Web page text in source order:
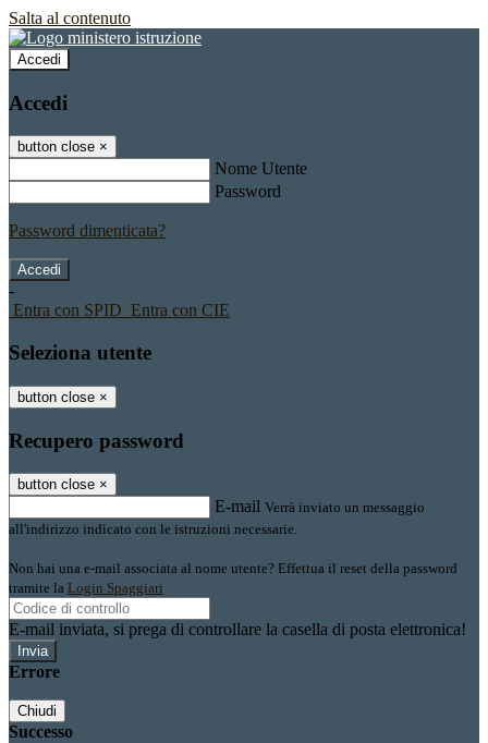
Salta al contenuto
Accedi
Accedi
button close ×
Nome Utente
Password
Password dimenticata?
-
Entra con SPID Entra con CIE
Seleziona utente
button close ×
Recupero password
button close ×
E-mail Verrà inviato un messaggio
all'indirizzo indicato con le istruzioni necessarie.
Non hai una e-mail associata al nome utente? Effettua il reset della password
tramite la Login Spaggiari
E-mail inviata, si prega di controllare la casella di posta elettronica!
Errore
Chiudi
Successo